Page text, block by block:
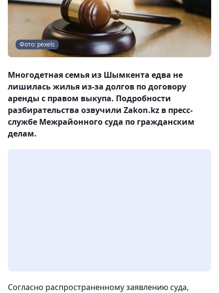
Фото: pexels
Многодетная семья из Шымкента едва не
лишилась жилья из-за долгов по договору
аренды с правом выкупа. Подробности
разбирательства озвучили Zakon.kz в пресс-
службе Межрайонного суда по гражданским
делам.
Согласно распространенному заявлению суда,